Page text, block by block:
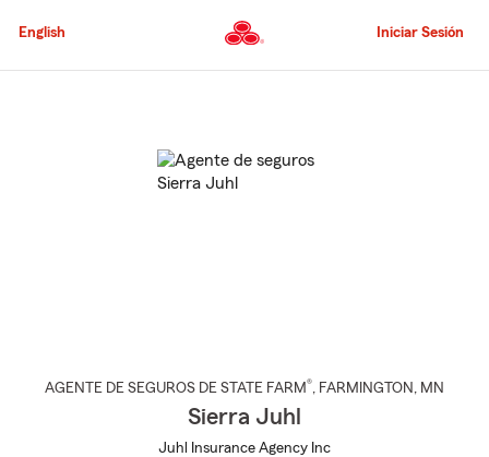
al
principal
English Iniciar Sesión
AGENTE DE SEGUROS DE STATE FARM®, FARMINGTON , MN
Sierra Juhl
Juhl Insurance Agency Inc